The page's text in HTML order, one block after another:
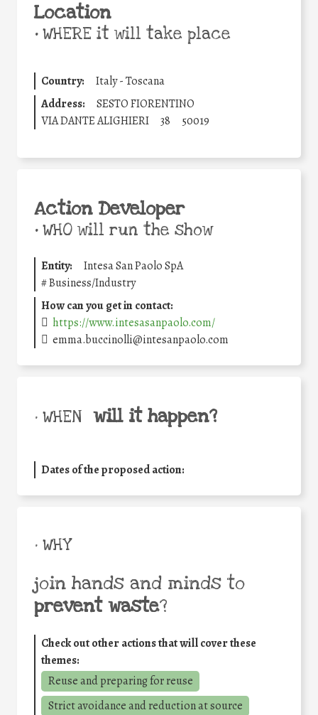
Location
•WHERE it will take place
Country:
Italy - Toscana
Address:
SESTO FIORENTINO
VIA DANTE ALIGHIERI
38 50019
Action Developer
•WHO will run the show
Entity:
Intesa San Paolo SpA
#Business/Industry
How can you get in contact:
https://www.intesasanpaolo.com/
emma.buccinolli@intesanpaolo.com
• WHEN will it happen?
Dates of the proposed action:
• WHY
join hands and minds to
prevent waste?
Check out other actions that will cover these
themes:
Reuse and preparing for reuse
Strict avoidance and reduction at source